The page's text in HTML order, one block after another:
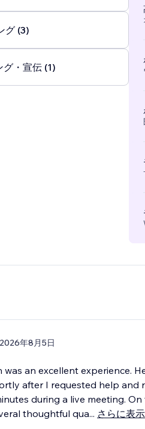
グ (3)
・宣伝 (1)
2026年8月5日
an excellent experience.
after I requested help and
during a live meeting.
thoughtful qua... さらに表示